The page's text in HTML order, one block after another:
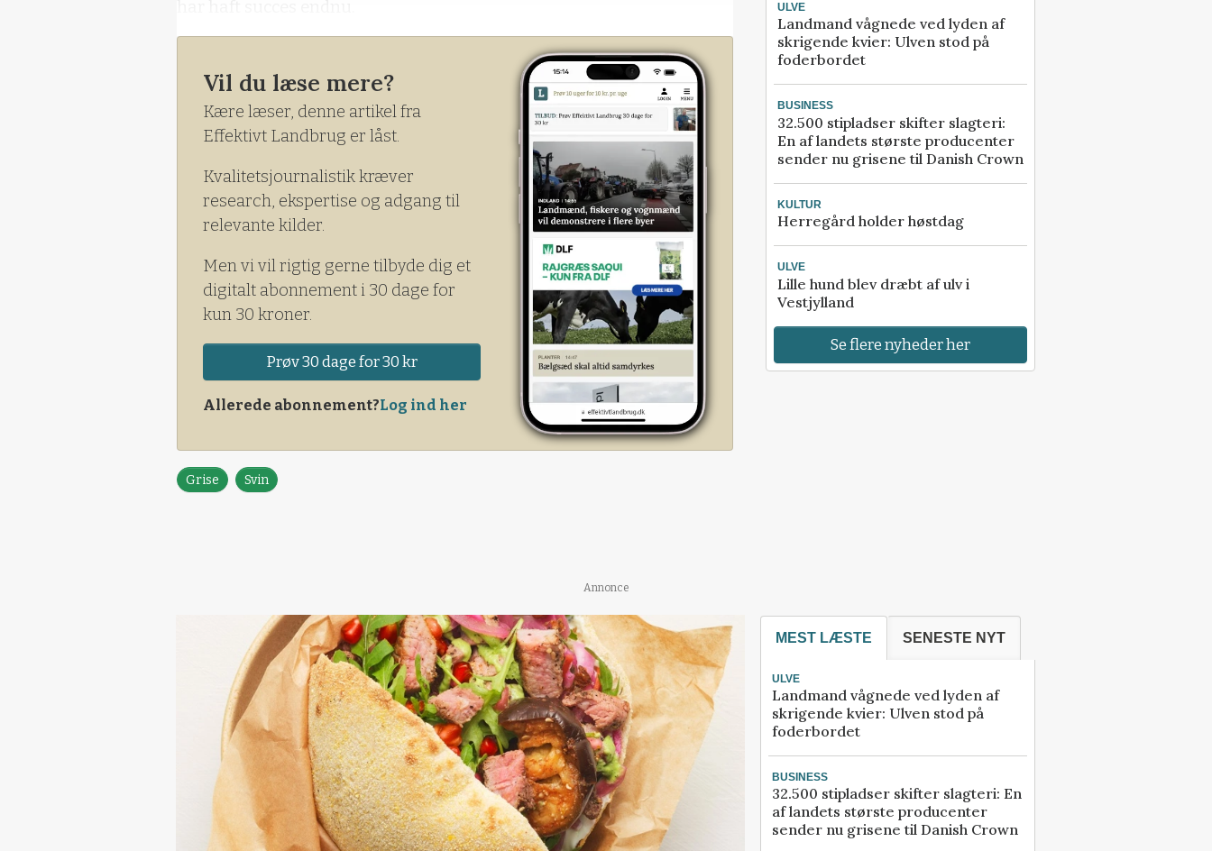
Vil du læse mere?
Kære læser, denne artikel fra
Effektivt Landbrug er låst.
Kvalitetsjournalistik kræver
research, ekspertise og adgang til
relevante kilder.
Men vi vil rigtig gerne tilbyde dig et
digitalt abonnement i 30 dage for
kun 30 kroner.
Prøv 30 dage for 30 kr
Allerede abonnement?Log ind her
Grise Svin
ULVE
Landmand vågnede ved lyden af
skrigende kvier: Ulven stod på
foderbordet
BUSINESS
32.500 stipladser skifter slagteri:
En af landets største producenter
sender nu grisene til Danish Crown
KULTUR
Herregård holder høstdag
ULVE
Lille hund blev dræbt af ulv i
Vestjylland
Se flere nyheder her
Annonce
MEST LÆSTE SENESTE NYT
ULVE
Landmand vågnede ved lyden af
skrigende kvier: Ulven stod på
foderbordet
BUSINESS
32.500 stipladser skifter slagteri: En
af landets største producenter
sender nu grisene til Danish Crown